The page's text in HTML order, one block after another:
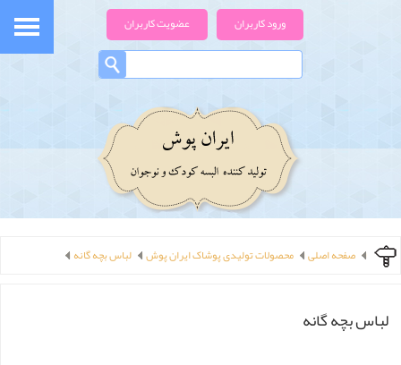
ورود کاربران عضویت کاربران
صفحه اصلی محصولات تولیدی پوشاک ایران پوش لباس بچه گانه
لباس بچه گانه